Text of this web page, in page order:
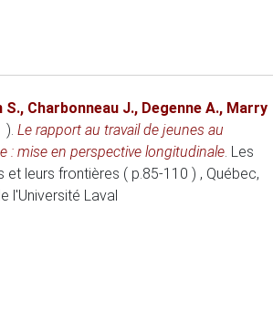
S., Charbonneau J., Degenne A., Marry
). Le rapport au travail de jeunes au
: mise en perspective longitudinale. Les
leurs frontières ( p.85-110 ) , Québec,
l'Université Laval